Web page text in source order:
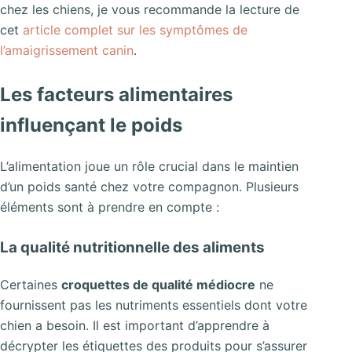
chez les chiens, je vous recommande la lecture de
cet article complet sur les symptômes de
l’amaigrissement canin.
Les facteurs alimentaires
influençant le poids
L’alimentation joue un rôle crucial dans le maintien
d’un poids santé chez votre compagnon. Plusieurs
éléments sont à prendre en compte :
La qualité nutritionnelle des aliments
Certaines croquettes de qualité médiocre ne
fournissent pas les nutriments essentiels dont votre
chien a besoin. Il est important d’apprendre à
décrypter les étiquettes des produits pour s’assurer